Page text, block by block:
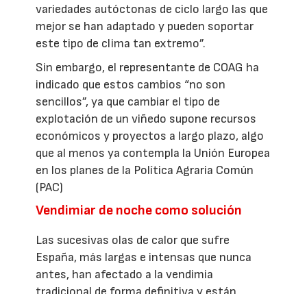
variedades autóctonas de ciclo largo las que
mejor se han adaptado y pueden soportar
este tipo de clima tan extremo”.
Sin embargo, el representante de COAG ha
indicado que estos cambios “no son
sencillos”, ya que cambiar el tipo de
explotación de un viñedo supone recursos
económicos y proyectos a largo plazo, algo
que al menos ya contempla la Unión Europea
en los planes de la Política Agraria Común
(PAC)
Vendimiar de noche como solución
Las sucesivas olas de calor que sufre
España, más largas e intensas que nunca
antes, han afectado a la vendimia